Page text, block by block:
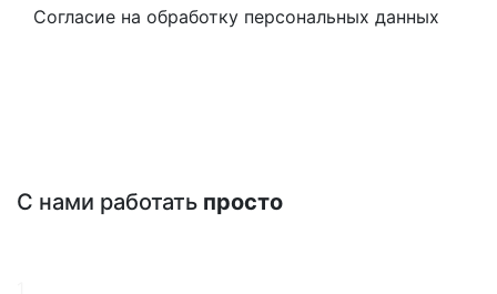
Согласие на обработку персональных данных
С нами работать просто